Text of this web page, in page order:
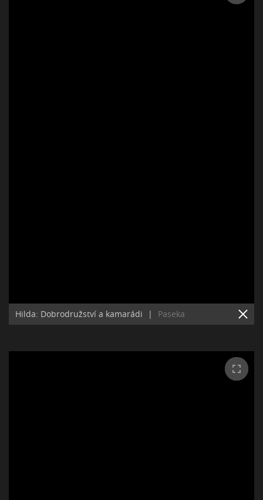
Hilda: Dobrodružství a kamarádi | Paseka